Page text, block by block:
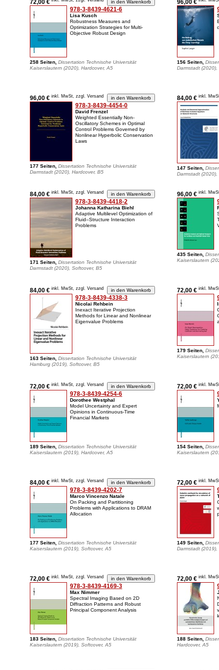
72,00 €
978-3-8439-4621-6
Lisa Kusch
Robustness Measures and
Optimization Strategies for Multi-
Objective Robust Design
258 Seiten, Dissertation Technische Universität
Kaiserslautern (2020), Hardcover, A5
96,00 € inkl. MwSt, zzgl. Versand
978-3-8439-4454-0
David Frenzel
Weighted Essentially Non-
Oscillatory Schemes in Optimal
Control Problems Governed by
Nonlinear Hyperbolic Conservation
Laws
177 Seiten, Dissertation Technische Universität
Darmstadt (2020), Hardcover, B5
84,00 € inkl. MwSt, zzgl. Versand
978-3-8439-4418-2
Johanna Katharina Biehl
Adaptive Multilevel Optimization of
Fluid–Structure Interaction
Problems
171 Seiten, Dissertation Technische Universität
Darmstadt (2020), Softcover, B5
84,00 € inkl. MwSt, zzgl. Versand
978-3-8439-4338-3
Nicolai Rehbein
Inexact Iterative Projection
Methods for Linear and Nonlinear
Eigenvalue Problems
163 Seiten, Dissertation Technische Universität
Hamburg (2019), Softcover, B5
72,00 € inkl. MwSt, zzgl. Versand
978-3-8439-4254-6
Dorothee Westphal
Model Uncertainty and Expert
Opinions in Continuous-Time
Financial Markets
189 Seiten, Dissertation Technische Universität
Kaiserslautern (2019), Hardcover, A5
84,00 € inkl. MwSt, zzgl. Versand
978-3-8439-4202-7
Marco Vincenzo Natale
On Packing and Partitioning
Problems with Applications to DRAM
Allocation
177 Seiten, Dissertation Technische Universität
Kaiserslautern (2019), Softcover, A5
72,00 € inkl. MwSt, zzgl. Versand
978-3-8439-4169-3
Max Nimmer
Spectral Imaging Based on 2D
Diffraction Patterns and Robust
Principal Component Analysis
183 Seiten, Dissertation Technische Universität
Kaiserslautern (2019), Softcover, A5
96,00 €
156 Seiten,
Darmstadt (2020),
84,00 € inkl.
147 Seiten,
Darmstadt (2020),
96,00 € inkl.
435 Seiten,
Kaiserslautern
72,00 € inkl.
179 Seiten,
Kaiserslautern
72,00 € inkl.
154 Seiten,
Kaiserslautern
72,00 € inkl.
149 Seiten,
Darmstadt (2019),
72,00 € inkl.
188 Seiten,
Hardcover, A5